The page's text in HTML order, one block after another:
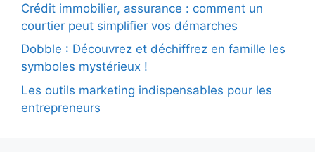
Crédit immobilier, assurance : comment un
courtier peut simplifier vos démarches
Dobble : Découvrez et déchiffrez en famille les
symboles mystérieux !
Les outils marketing indispensables pour les
entrepreneurs